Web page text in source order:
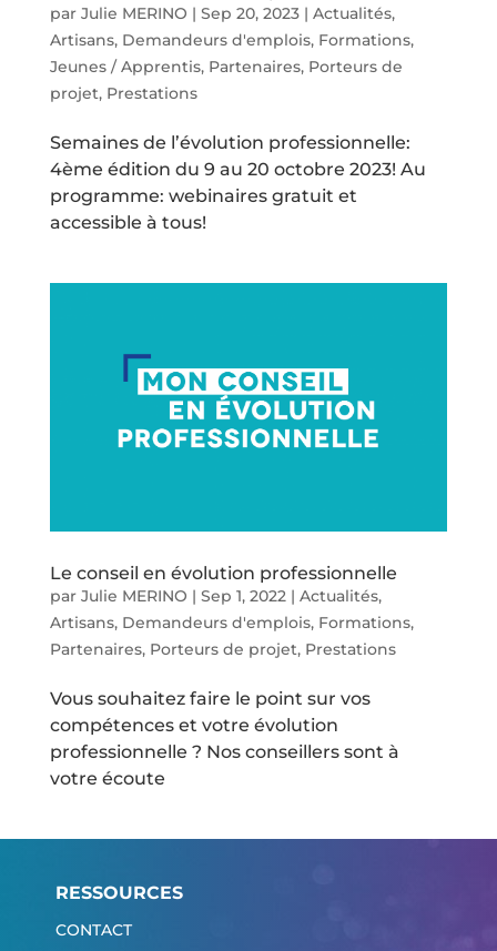
par Julie MERINO | Sep 20, 2023| Actualités,
Artisans, Demandeurs d'emplois, Formations,
Jeunes / Apprentis, Partenaires, Porteurs de
projet, Prestations
Semaines de l’évolution professionnelle:
4ème édition du 9 au 20 octobre 2023! Au
programme: webinaires gratuit et
accessible à tous!
Le conseil en évolution professionnelle
par Julie MERINO | Sep 1, 2022| Actualités,
Artisans, Demandeurs d'emplois, Formations,
Partenaires, Porteurs de projet, Prestations
Vous souhaitez faire le point sur vos
compétences et votre évolution
professionnelle ? Nos conseillers sont à
votre écoute
RESSOURCES
CONTACT